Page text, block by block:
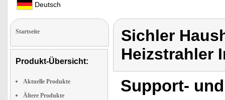
Deutsch
Startseite
Produkt-Übersicht:
Aktuelle Produkte
Ältere Produkte
Sichler
Heizstrahler
Support-